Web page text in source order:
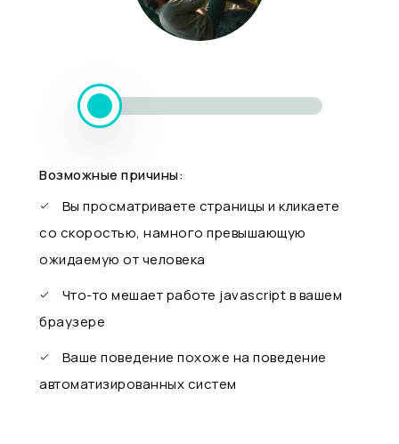
Возможные причины:
Вы просматриваете страницы и кликаете
со скоростью, намного превышающую
ожидаемую от человека
Что-то мешает работе javascript в вашем
браузере
Ваше поведение похоже на поведение
автоматизированных систем